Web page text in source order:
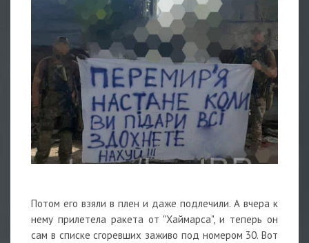
Потом его взяли в плен и даже подлечили. А вчера к
нему прилетела ракета от "Хаймарса", и теперь он
сам в списке сгоревших заживо под номером 30. Вот